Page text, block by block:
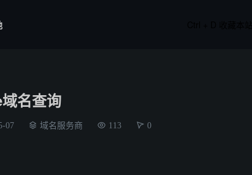
名查询
07 域名服务商 113 0